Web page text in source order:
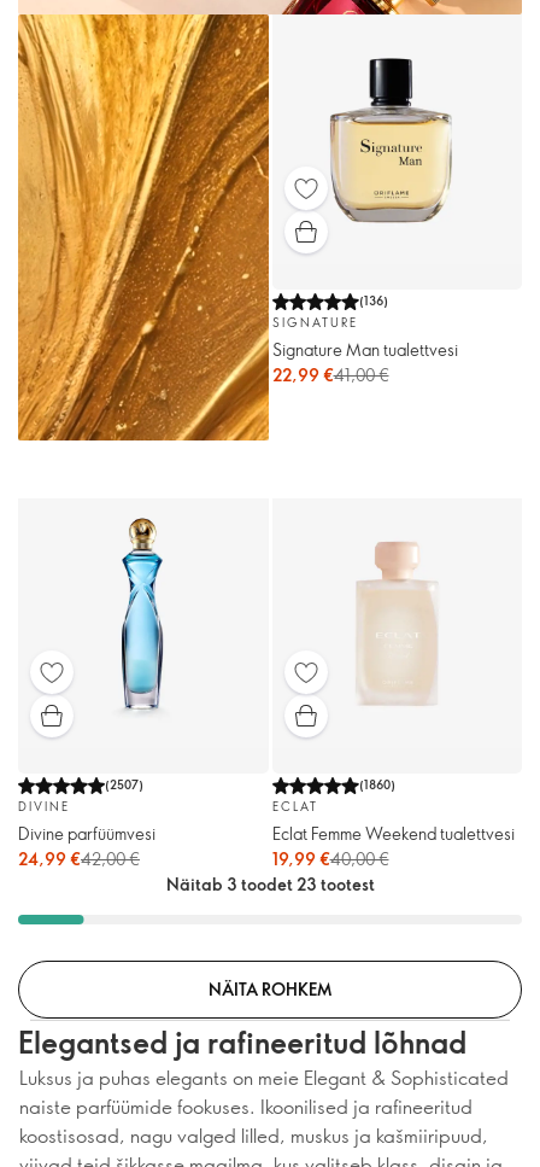
(136)
SIGNATURE
Signature Man tualettvesi
22,99 €41,00 €
(2507)
DIVINE
Divine parfüümvesi
24,99 €42,00 €
(1860)
ECLAT
Eclat Femme Weekend tualettvesi
19,99 €40,00 €
Näitab 3 toodet 23 tootest
NÄITA ROHKEM
Elegantsed ja rafineeritud lõhnad
Luksus ja puhas elegants on meie Elegant & Sophisticated
naiste parfüümide fookuses. Ikoonilised ja rafineeritud
koostisosad, nagu valged lilled, muskus ja kašmiiripuud,